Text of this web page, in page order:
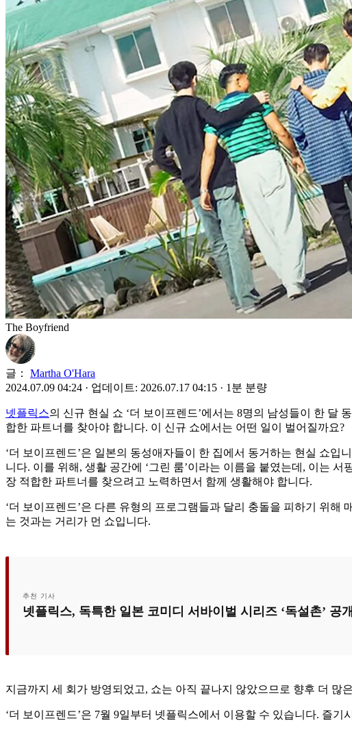
The Boyfriend
글：
Martha O'Hara
2024.07.09 04:24 · 업데이트: 2026.07.17 04:15 · 1분 분량
넷플릭스의 신규 현실 쇼 ‘더 보이프렌드’에서는 8명의 남성들이 한 달
합한 파트너를 찾아야 합니다. 이 신규 쇼에서는 어떤 일이 벌어질까요?
‘더 보이프렌드’은 일본의 동성애자들이 한 집에서 동거하는 현실 쇼
니다. 이를 위해, 생활 공간에 ‘그린 룸’이라는 이름을 붙였는데, 이는
장 적합한 파트너를 찾으려고 노력하면서 함께 생활해야 합니다.
‘더 보이프렌드’은 다른 유형의 프로그램들과 달리 충돌을 피하기 위
는 것과는 거리가 먼 쇼입니다.
추천 기사
넷플릭스, 독특한 일본 코미디 서바이벌 시리즈 ‘독설촌’ 공개
지금까지 세 회가 방영되었고, 쇼는 아직 끝나지 않았으므로 향후 더 많
‘더 보이프렌드’은 7월 9일부터 넷플릭스에서 이용할 수 있습니다. 즐기